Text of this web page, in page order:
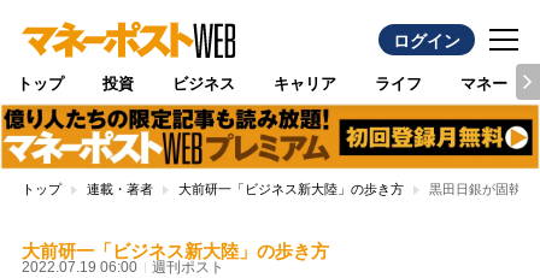
ログイン
トップ 投資 ビジネス キャリア ライフ マネー
トップ 連載・著者 大前研一「ビジネス新大陸」の歩き方 黒田日銀が固執
大前研一「ビジネス新大陸」の歩き方
2022.07.19 06:00 週刊ポスト